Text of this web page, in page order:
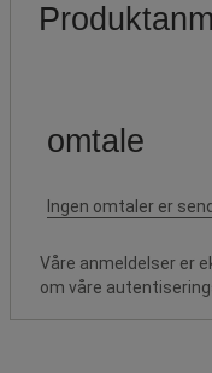
Våre anmeldelser er
om våre